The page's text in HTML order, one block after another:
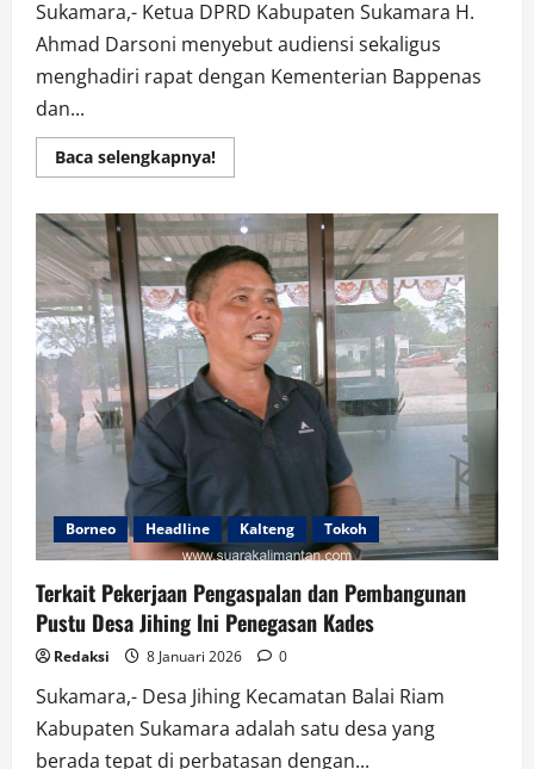
Sukamara,- Ketua DPRD Kabupaten Sukamara H.
Ahmad Darsoni menyebut audiensi sekaligus
menghadiri rapat dengan Kementerian Bappenas
dan...
Baca selengkapnya!Read
more
DPRD
Sukamara
Audensi
dan
Hadiri
Rapat
Bersama
Kementerian
PPN/Bappenas
Dan
KLH
RI
Borneo Headline Kalteng Tokoh
Terkait Pekerjaan Pengaspalan dan Pembangunan
Pustu Desa Jihing Ini Penegasan Kades
Redaksi 8 Januari 2026 0
Sukamara,- Desa Jihing Kecamatan Balai Riam
Kabupaten Sukamara adalah satu desa yang
berada tepat di perbatasan dengan...